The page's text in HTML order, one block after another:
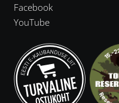
Facebook
YouTube